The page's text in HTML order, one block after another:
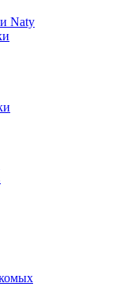
Naty